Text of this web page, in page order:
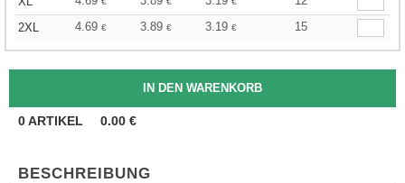
2XL
4.69 € 3.89 € 3.19 € 15
0ARTIKEL 0.00 €
BESCHREIBUNG